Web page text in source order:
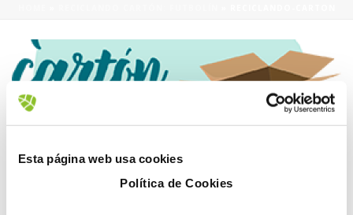
Esta página web usa cookies
Política de Cookies
8 enero, 2018